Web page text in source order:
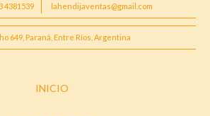
4381539 lahendijaventas@gmail.com
649, Paraná, Entre Ríos, Argentina
INICIO